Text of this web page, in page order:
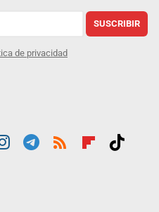
SUSCRIBIR
de privacidad